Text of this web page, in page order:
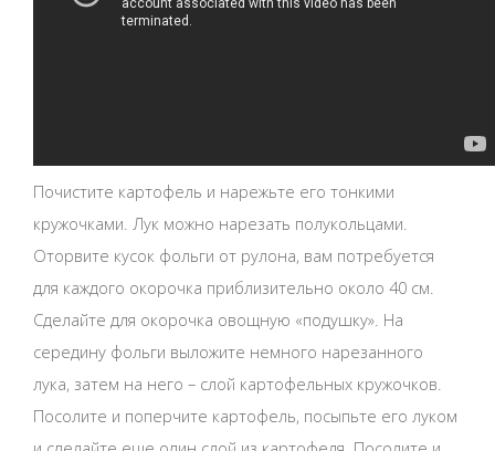
Почистите картофель и нарежьте его тонкими
кружочками. Лук можно нарезать полукольцами.
Оторвите кусок фольги от рулона, вам потребуется
для каждого окорочка приблизительно около 40 см.
Сделайте для окорочка овощную «подушку». На
середину фольги выложите немного нарезанного
лука, затем на него – слой картофельных кружочков.
Посолите и поперчите картофель, посыпьте его луком